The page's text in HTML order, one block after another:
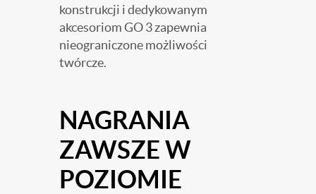
konstrukcji i dedykowanym
akcesoriom GO 3 zapewnia
nieograniczone możliwości
twórcze.
NAGRANIA
ZAWSZE W
POZIOMIE